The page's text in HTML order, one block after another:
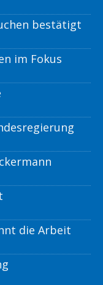
bestätigt
im Fokus
die Arbeit